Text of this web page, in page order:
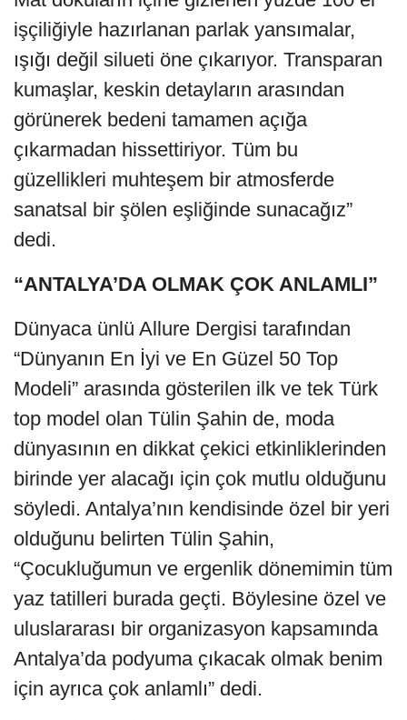
işçiliğiyle hazırlanan parlak yansımalar,
ışığı değil silueti öne çıkarıyor. Transparan
kumaşlar, keskin detayların arasından
görünerek bedeni tamamen açığa
çıkarmadan hissettiriyor. Tüm bu
güzellikleri muhteşem bir atmosferde
sanatsal bir şölen eşliğinde sunacağız”
dedi.
“ANTALYA’DA OLMAK ÇOK ANLAMLI”
Dünyaca ünlü Allure Dergisi tarafından
“Dünyanın En İyi ve En Güzel 50 Top
Modeli” arasında gösterilen ilk ve tek Türk
top model olan Tülin Şahin de, moda
dünyasının en dikkat çekici etkinliklerinden
birinde yer alacağı için çok mutlu olduğunu
söyledi. Antalya’nın kendisinde özel bir yeri
olduğunu belirten Tülin Şahin,
“Çocukluğumun ve ergenlik dönemimin tüm
yaz tatilleri burada geçti. Böylesine özel ve
uluslararası bir organizasyon kapsamında
Antalya’da podyuma çıkacak olmak benim
için ayrıca çok anlamlı” dedi.